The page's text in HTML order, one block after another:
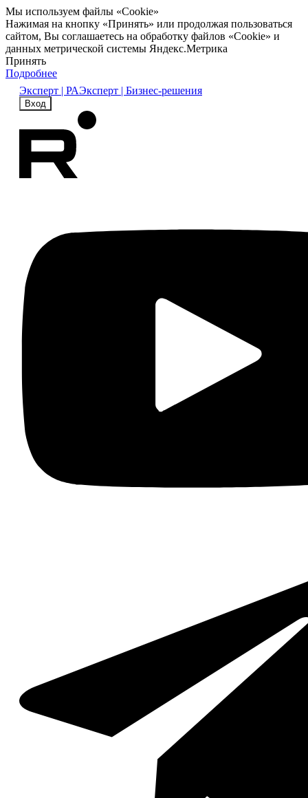
Мы используем файлы «Cookie»
Нажимая на кнопку «Принять» или продолжая пользоваться
сайтом, Вы соглашаетесь на обработку файлов «Cookie» и
данных метрической системы Яндекс.Метрика
Принять
Подробнее
Эксперт | РАЭксперт | Бизнес-решения
Вход